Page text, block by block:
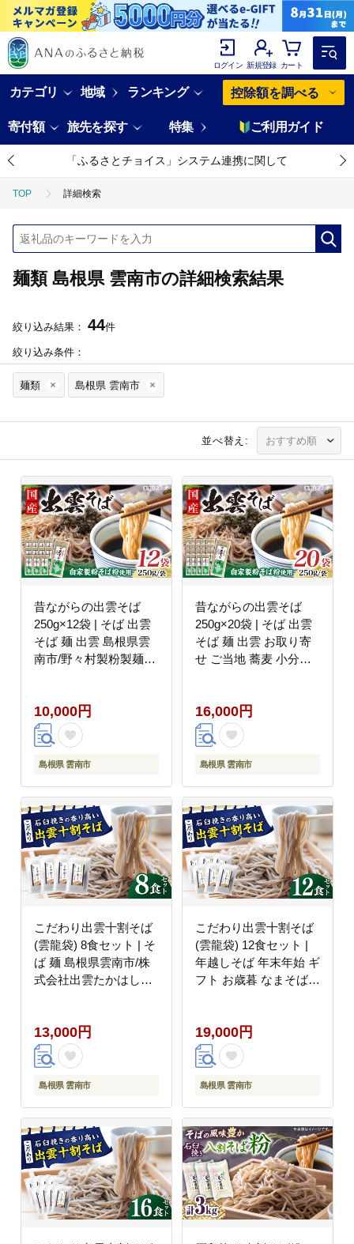
ログイン 新規登録 カート
カテゴリ 地域 ランキング 控除額を調べる
寄付額 旅先を探す 特集 ご利用ガイド
「ふるさとチョイス」システム連携に関して
TOP 詳細検索
麺類 島根県 雲南市の詳細検索結果
絞り込み結果： 44件
絞り込み条件：
麺類 島根県 雲南市
並べ替え:
昔ながらの出雲そば
250g×12袋 | そば 出雲
そば 麺 出雲 島根県雲
南市/野々村製粉製麺所
10,000円
島根県 雲南市
昔ながらの出雲そば
250g×20袋 | そば 出雲
そば 麺 出雲 お取り寄
せ ご当地 蕎麦 小分け
大容量 国内製造 島根県
雲南市/野々村製粉製麺
所 [AICE004]
16,000円
島根県 雲南市
こだわり出雲十割そば
(雲龍袋) 8食セット | そ
ば 麺 島根県雲南市/株
式会社出雲たかはし
13,000円
島根県 雲南市
こだわり出雲十割そば
(雲龍袋) 12食セット |
年越しそば 年末年始 ギ
フト お歳暮 なまそば
[AIAM006]
19,000円
島根県 雲南市